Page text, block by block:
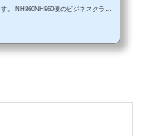
。 NH860NH860便のビジネスクラス
ル STAGGEREDタイプはCRADLEタ